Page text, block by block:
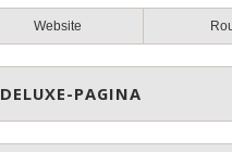
Website
DELUXE-PAGINA